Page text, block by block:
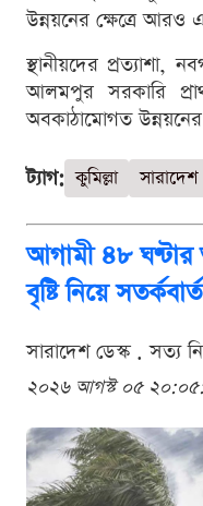
উন্নয়নের ক্ষেত্রে আরও
স্থানীয়দের প্রত্যাশা,
আলমপুর সরকারি
অবকাঠামোগত
ট্যাগ: কুমিল্লা সারাদেশ
আগামী ৪৮
বৃষ্টি নিয়ে
সারাদেশ ডেস্ক . সত্য
২০২৬ আগস্ট ০৫